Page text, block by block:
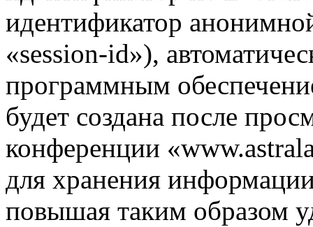
идентификатор
«session-id»),
программным
будет создана после
конференции
для хранения
повышая таким образом